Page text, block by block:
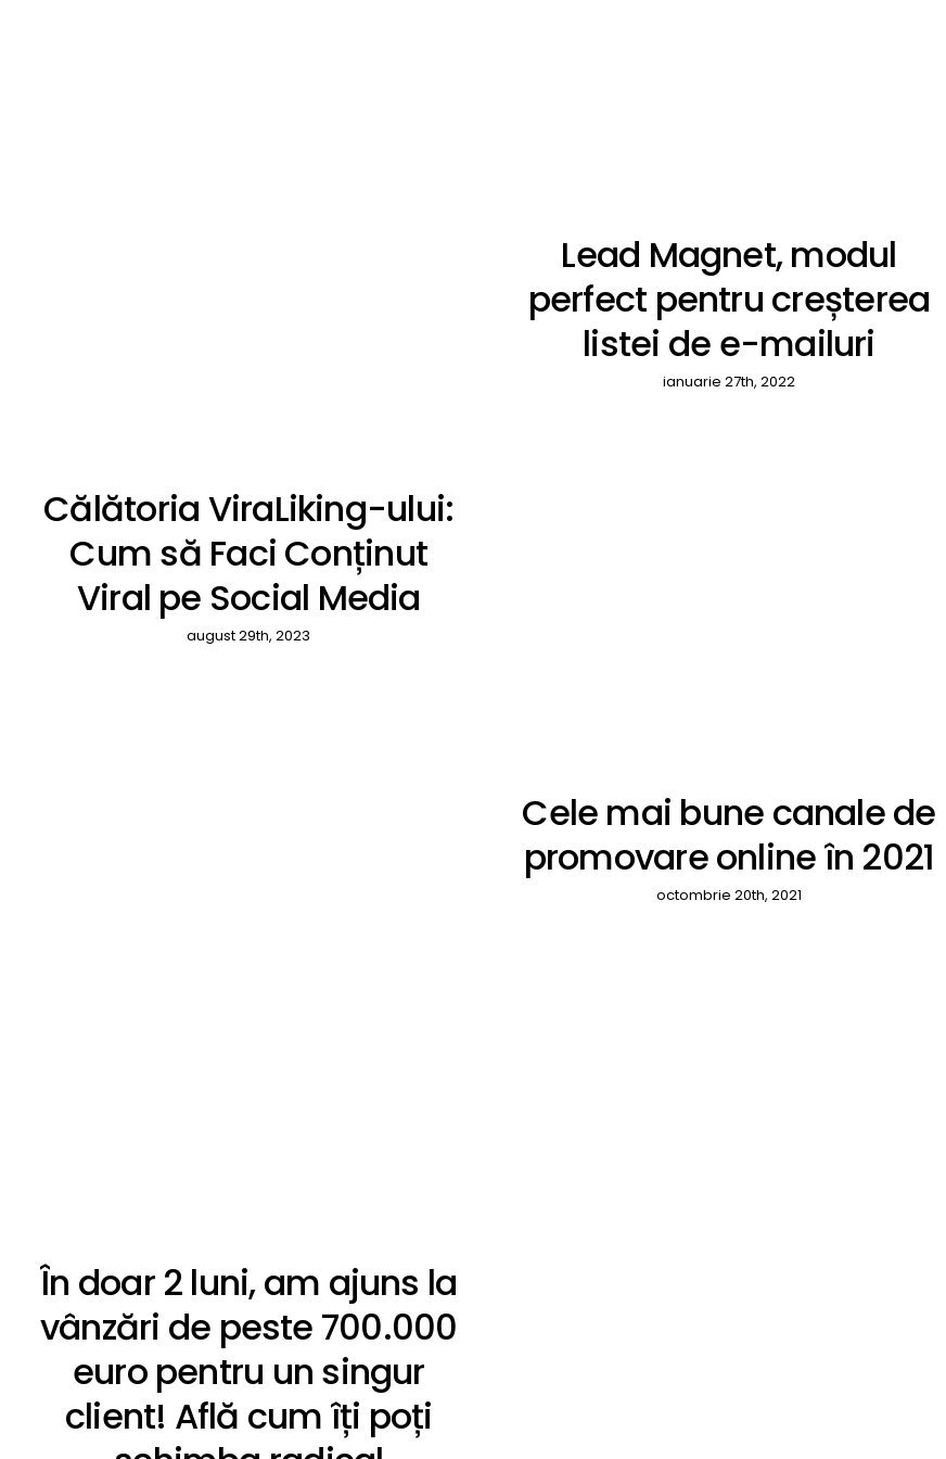
Călătoria ViraLiking-ului:
Cum să Faci Conținut
Viral pe Social Media
august 29th, 2023
Lead Magnet, modul
perfect pentru creșterea
listei de e-mailuri
ianuarie 27th, 2022
Cele mai bune canale de
promovare online în 2021
octombrie 20th, 2021
În doar 2 luni, am ajuns la
vânzări de peste 700.000
euro pentru un singur
client! Află cum îți poți